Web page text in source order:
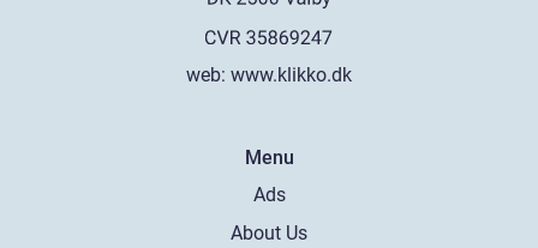
web: www.klikko.dk
Menu
Ads
About Us